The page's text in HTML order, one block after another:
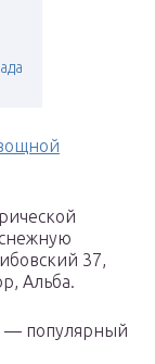
37,
Альба.
— популярный